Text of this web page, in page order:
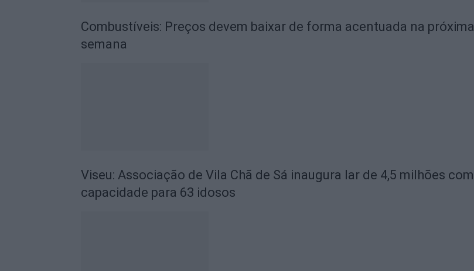
Combustíveis: Preços devem baixar de forma acentuada na próxima
semana
Viseu: Associação de Vila Chã de Sá inaugura lar de 4,5 milhões com
capacidade para 63 idosos